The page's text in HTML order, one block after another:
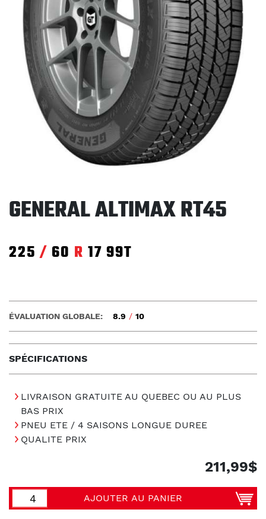
GENERAL ALTIMAX RT45
225 / 60 R 17 99T
SPÉCIFICATIONS
ÉVALUATION GLOBALE: 8.9 / 10
LIVRAISON GRATUITE AU QUEBEC OU AU PLUS
BAS PRIX
PNEU ETE / 4 SAISONS LONGUE DUREE
QUALITE PRIX
211,99$
AJOUTER AU PANIER